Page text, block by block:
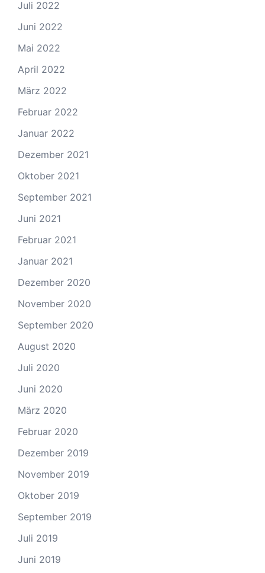
Juli 2022
Juni 2022
Mai 2022
April 2022
März 2022
Februar 2022
Januar 2022
Dezember 2021
Oktober 2021
September 2021
Juni 2021
Februar 2021
Januar 2021
Dezember 2020
November 2020
September 2020
August 2020
Juli 2020
Juni 2020
März 2020
Februar 2020
Dezember 2019
November 2019
Oktober 2019
September 2019
Juli 2019
Juni 2019